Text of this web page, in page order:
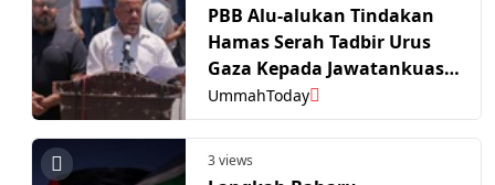
PBB Alu-alukan Tindakan
Hamas Serah Tadbir Urus
Gaza Kepada Jawatankuasa
Kebangsaan
UmmahToday
3 views